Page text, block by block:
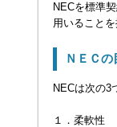
NECを標準
用いることを
ＮＥＣの
NECは次の3
１．柔軟性